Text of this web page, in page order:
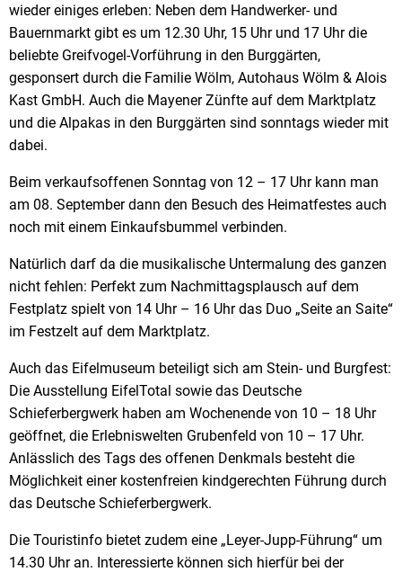
wieder einiges erleben: Neben dem Handwerker- und
Bauernmarkt gibt es um 12.30 Uhr, 15 Uhr und 17 Uhr die
beliebte Greifvogel-Vorführung in den Burggärten,
gesponsert durch die Familie Wölm, Autohaus Wölm & Alois
Kast GmbH. Auch die Mayener Zünfte auf dem Marktplatz
und die Alpakas in den Burggärten sind sonntags wieder mit
dabei.
Beim verkaufsoffenen Sonntag von 12 – 17 Uhr kann man
am 08. September dann den Besuch des Heimatfestes auch
noch mit einem Einkaufsbummel verbinden.
Natürlich darf da die musikalische Untermalung des ganzen
nicht fehlen: Perfekt zum Nachmittagsplausch auf dem
Festplatz spielt von 14 Uhr – 16 Uhr das Duo „Seite an Saite“
im Festzelt auf dem Marktplatz.
Auch das Eifelmuseum beteiligt sich am Stein- und Burgfest:
Die Ausstellung EifelTotal sowie das Deutsche
Schieferbergwerk haben am Wochenende von 10 – 18 Uhr
geöffnet, die Erlebniswelten Grubenfeld von 10 – 17 Uhr.
Anlässlich des Tags des offenen Denkmals besteht die
Möglichkeit einer kostenfreien kindgerechten Führung durch
das Deutsche Schieferbergwerk.
Die Touristinfo bietet zudem eine „Leyer-Jupp-Führung“ um
14.30 Uhr an. Interessierte können sich hierfür bei der